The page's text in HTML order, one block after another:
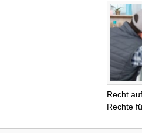
Recht
Rechte